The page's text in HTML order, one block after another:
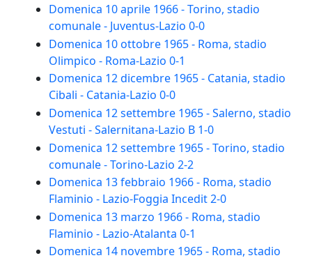
Domenica 10 aprile 1966 - Torino, stadio
comunale - Juventus-Lazio 0-0
Domenica 10 ottobre 1965 - Roma, stadio
Olimpico - Roma-Lazio 0-1
Domenica 12 dicembre 1965 - Catania, stadio
Cibali - Catania-Lazio 0-0
Domenica 12 settembre 1965 - Salerno, stadio
Vestuti - Salernitana-Lazio B 1-0
Domenica 12 settembre 1965 - Torino, stadio
comunale - Torino-Lazio 2-2
Domenica 13 febbraio 1966 - Roma, stadio
Flaminio - Lazio-Foggia Incedit 2-0
Domenica 13 marzo 1966 - Roma, stadio
Flaminio - Lazio-Atalanta 0-1
Domenica 14 novembre 1965 - Roma, stadio